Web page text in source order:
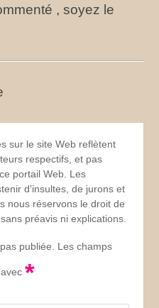
, soyez le
sur le site Web reflètent
respectifs, et pas
portail Web. Les
d'insultes, de jurons et
nous réservons le droit de
préavis ni explications.
publiée. Les champs
avec*